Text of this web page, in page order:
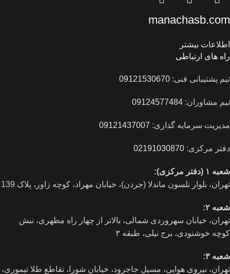
manachasb.com
اطلاعات بیشتر
راه های ارتباطی
تیم پشتیبانی فنی: 09121530670
تیم مشاوران: 09124577484
مدیریت سرمایه گذاری: 09121437007
دفتر مرکزی: 02191030870
شعبه ۱ (دفتر مرکزی):
تهران، بلوار نلسون ماندلا (جردن)، خیابان مهراد، کوچه زاور، پلاک 139
شعبه ۲:
تهران، خيابان سهروردی شمالی، بالاتر از چهار راه مطهری، نبش
کوچه خوشنودی، برج نیلی، طبقه ۳
شعبه ۳:
تهران، نیروی هوایی، مسیل جاجرود، خیابان شورا، تقاطع طلا تیموری،